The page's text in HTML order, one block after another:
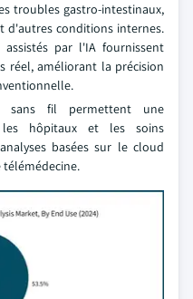
troubles gastro-intestinaux,
d'autres conditions internes.
assistés par l'IA fournissent
réel, améliorant la précision
sans fil permettent une
les hôpitaux et les soins
basées sur le cloud